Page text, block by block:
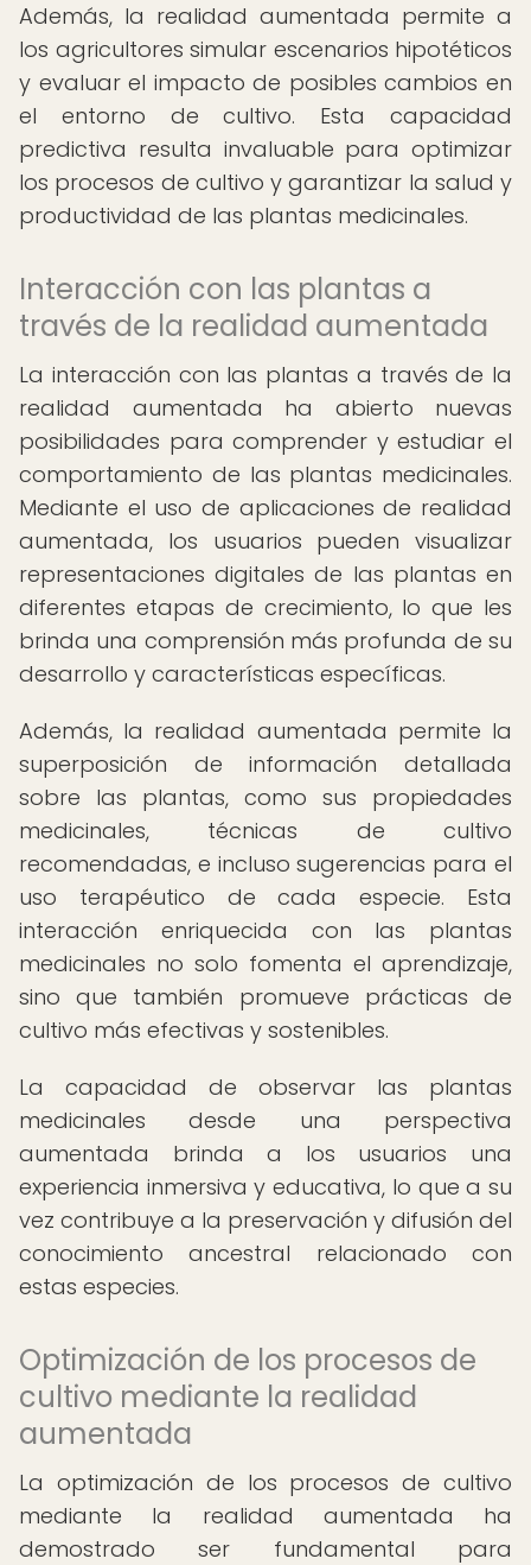
Además, la realidad aumentada permite a
los agricultores simular escenarios hipotéticos
y evaluar el impacto de posibles cambios en
el entorno de cultivo. Esta capacidad
predictiva resulta invaluable para optimizar
los procesos de cultivo y garantizar la salud y
productividad de las plantas medicinales.
Interacción con las plantas a
través de la realidad aumentada
La interacción con las plantas a través de la
realidad aumentada ha abierto nuevas
posibilidades para comprender y estudiar el
comportamiento de las plantas medicinales.
Mediante el uso de aplicaciones de realidad
aumentada, los usuarios pueden visualizar
representaciones digitales de las plantas en
diferentes etapas de crecimiento, lo que les
brinda una comprensión más profunda de su
desarrollo y características específicas.
Además, la realidad aumentada permite la
superposición de información detallada
sobre las plantas, como sus propiedades
medicinales, técnicas de cultivo
recomendadas, e incluso sugerencias para el
uso terapéutico de cada especie. Esta
interacción enriquecida con las plantas
medicinales no solo fomenta el aprendizaje,
sino que también promueve prácticas de
cultivo más efectivas y sostenibles.
La capacidad de observar las plantas
medicinales desde una perspectiva
aumentada brinda a los usuarios una
experiencia inmersiva y educativa, lo que a su
vez contribuye a la preservación y difusión del
conocimiento ancestral relacionado con
estas especies.
Optimización de los procesos de
cultivo mediante la realidad
aumentada
La optimización de los procesos de cultivo
mediante la realidad aumentada ha
demostrado ser fundamental para